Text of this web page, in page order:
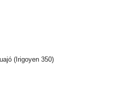
(Irigoyen 350)